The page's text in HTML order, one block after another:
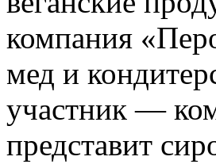
компания
мед и
участник —
представит